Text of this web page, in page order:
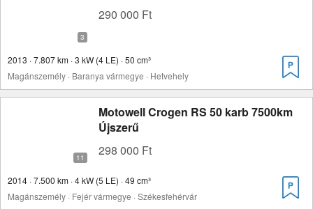
290 000 Ft
2013 · 7.807 km · 3 kW (4 LE) · 50 cm³
Magánszemély · Baranya vármegye · Hetvehely
Motowell Crogen RS 50 karb 7500km
Újszerű
298 000 Ft
2014 · 7.500 km · 4 kW (5 LE) · 49 cm³
Magánszemély · Fejér vármegye · Székesfehérvár